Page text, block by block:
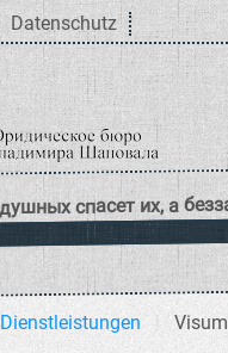
Datenschutz
Dienstleistungen Visum